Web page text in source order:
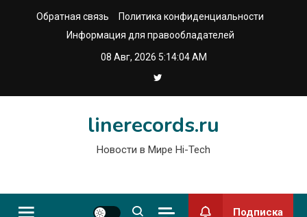
Обратная связь
Политика конфиденциальности
Информация для правообладателей
08 Авг, 2026 5:14:05 AM
linerecords.ru
Новости в Мире Hi-Tech
Подписка